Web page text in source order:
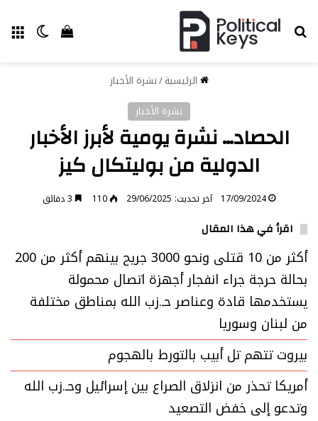
إستعراض بحث عن
الرئيسية/نشرة الأخبار
نشرة الأخبار
الحصاد… نشرة يومية لأبرز الأخبار
الدولية من بوليتكال كيز
17/09/2024 آخر تحديث: 29/06/2025 110
اقرأ في هذا المقال
أكثر من 10 قتلى ونحو 3000 جريح بينهم أكثر من 200
بحالة حرجة جراء انفجار أجهزة اتصال محمولة
يستخدمها قادة وعناصر حـ.زب الله بمناطق مختلفة
من لبنان وسوريا
بيروت تتهم تل أبيب بالتورط بالهجوم
أمريكا تحذر من انزلاق الصراع بين إسرائيل وحـ.زب الله
وتدعو إلى خفض التصعيد